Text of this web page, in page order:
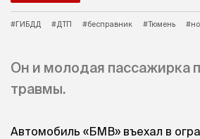
#ГИБДД #ДТП #бесправник #Тюмень
Он и молодая пассажирка
травмы.
Автомобиль «БМВ» въехал в